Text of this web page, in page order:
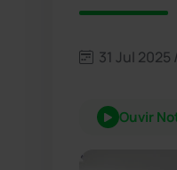
31 Jul 2025
Ouvir